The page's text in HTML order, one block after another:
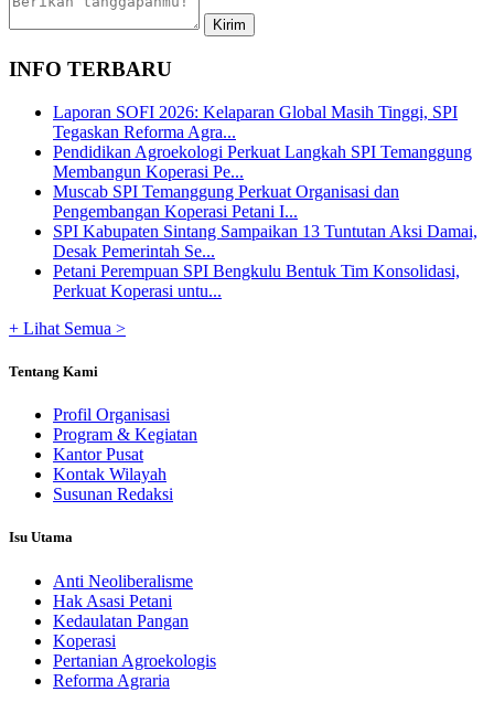
INFO TERBARU
Laporan SOFI 2026: Kelaparan Global Masih Tinggi, SPI
Tegaskan Reforma Agra...
Pendidikan Agroekologi Perkuat Langkah SPI Temanggung
Membangun Koperasi Pe...
Muscab SPI Temanggung Perkuat Organisasi dan
Pengembangan Koperasi Petani I...
SPI Kabupaten Sintang Sampaikan 13 Tuntutan Aksi Damai,
Desak Pemerintah Se...
Petani Perempuan SPI Bengkulu Bentuk Tim Konsolidasi,
Perkuat Koperasi untu...
+ Lihat Semua >
Tentang Kami
Profil Organisasi
Program & Kegiatan
Kantor Pusat
Kontak Wilayah
Susunan Redaksi
Isu Utama
Anti Neoliberalisme
Hak Asasi Petani
Kedaulatan Pangan
Koperasi
Pertanian Agroekologis
Reforma Agraria